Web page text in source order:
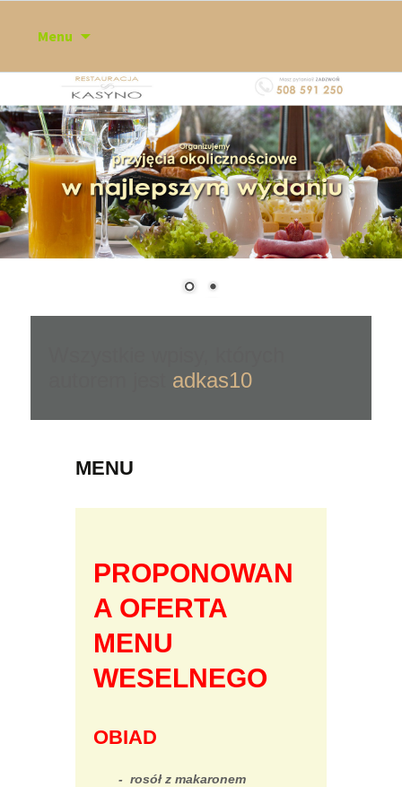
Menu
adkas10
MENU
PROPONOWAN
A OFERTA
MENU
WESELNEGO
OBIAD
- rosół z makaronem